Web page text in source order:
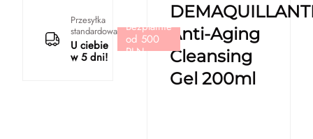
Przesyłka
standardowa
U ciebie
w 5 dni!
Bezpłatnie
od 500
PLN
Anti-Aging
Cleansing
Gel 200ml